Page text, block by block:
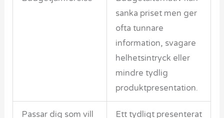
sanka priset men ger
ofta tunnare
information, svagare
helhetsintryck eller
mindre tydlig
produktpresentation.
Passar dig som vill
Ett tydligt presenterat